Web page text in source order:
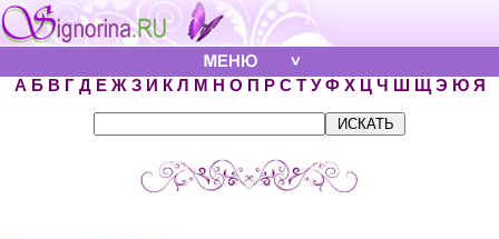
А Б В Г Д Е Ж З И К Л М Н О П Р С Т У Ф Х Ц Ч Ш Щ Э Ю Я